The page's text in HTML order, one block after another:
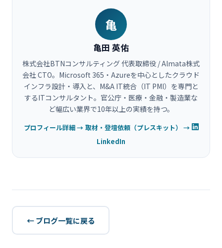
亀
亀田 英佑
株式会社BTNコンサルティング 代表取締役 / Almata株式
会社 CTO。Microsoft 365・Azureを中心としたクラウド
インフラ設計・導入と、M&A IT統合（IT PMI）を専門と
するITコンサルタント。官公庁・医療・金融・製造業な
ど幅広い業界で10年以上の実績を持つ。
プロフィール詳細 → 取材・登壇依頼（プレスキット） →
LinkedIn
← ブログ一覧に戻る